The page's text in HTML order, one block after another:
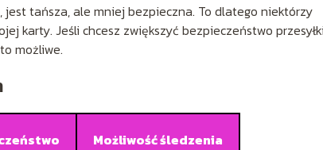
tańsza, ale mniej bezpieczna. To dlatego niektórzy
karty. Jeśli chcesz zwiększyć bezpieczeństwo
możliwe.
Możliwość śledzenia